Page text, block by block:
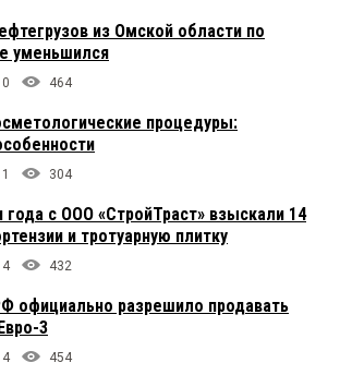
из Омской области по
уменьшился
0 464
процедуры:
1 304
года с ООО «СтройТраст» взыскали 14
и тротуарную плитку
4 432
официально разрешило продавать
3
4 454